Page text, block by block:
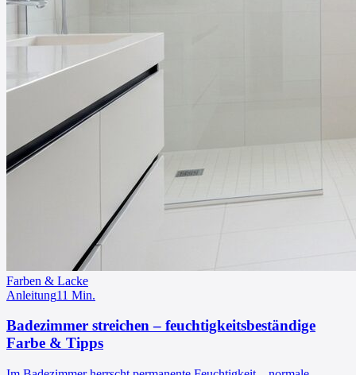
Farben & Lacke
Anleitung11 Min.
Badezimmer streichen – feuchtigkeitsbeständige
Farbe & Tipps